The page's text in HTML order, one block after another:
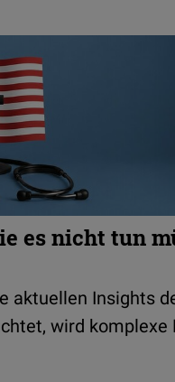
es nicht tun
aktuellen Insights
wird komplexe